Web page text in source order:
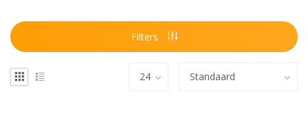
Filters